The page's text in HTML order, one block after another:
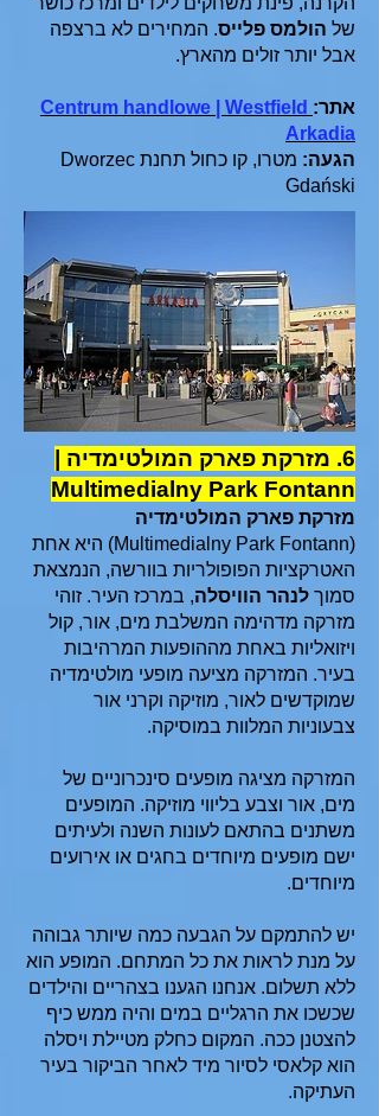
של הולמס פלייס. המחירים לא ברצפה
אבל יותר זולים מהארץ.
אתר: Centrum handlowe | Westfield
Arkadia
הגעה:
מטרו, קו כחול תחנת Dworzec
Gdański
6. מזרקת פארק המולטימדיה |
Multimedialny Park Fontann
מזרקת פארק המולטימדיה
(Multimedialny Park Fontann) היא אחת
האטרקציות הפופולריות בוורשה, הנמצאת
סמוך לנהר הוויסלה, במרכז העיר. זוהי
מזרקה מדהימה המשלבת מים, אור, קול
ויזואליות באחת מההופעות המרהיבות
בעיר. המזרקה מציעה מופעי מולטימדיה
שמוקדשים לאור, מוזיקה וקרני אור
צבעוניות המלוות במוסיקה.
המזרקה מציגה מופעים סינכרוניים של
מים, אור וצבע בליווי מוזיקה. המופעים
משתנים בהתאם לעונות השנה ולעיתים
ישם מופעים מיוחדים בחגים או אירועים
מיוחדים.
יש להתמקם על הגבעה כמה שיותר גבוהה
על מנת לראות את כל המתחם. המופע הוא
ללא תשלום. אנחנו הגענו בצהריים והילדים
שכשכו את הרגליים במים והיה ממש כיף
להצטנן ככה. המקום כחלק מטיילת ויסלה
הוא קלאסי לסיור מיד לאחר הביקור בעיר
העתיקה.